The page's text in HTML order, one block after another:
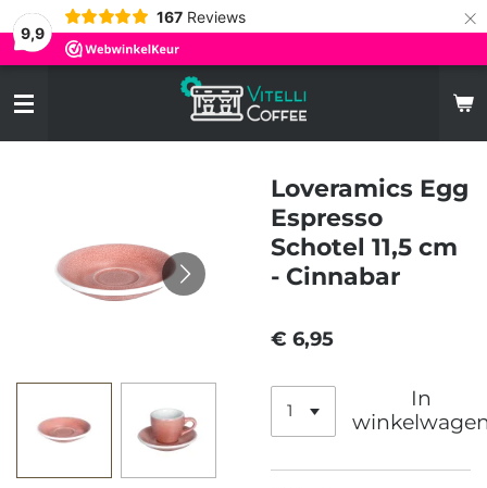
9,9
167 Reviews ×
Loveramics Egg
Espresso
Schotel 11,5 cm
- Cinnabar
€ 6,95
In